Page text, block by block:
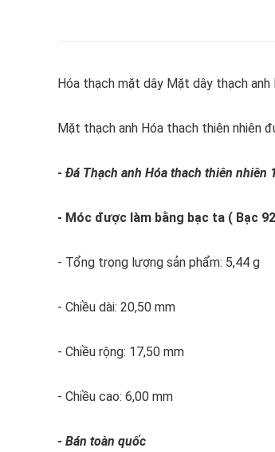
Hóa thạch mặt dây Mặt dây thạch
Mặt thạch anh Hóa thach thiên nhiên
- Đá Thạch anh Hóa thach thiên nhiên
- Móc được làm bằng bạc ta ( Bạc
- Tổng trọng lượng sản phẩm: 5,44 g
- Chiều dài: 20,50 mm
- Chiều rộng: 17,50 mm
- Chiều cao: 6,00 mm
- Bán toàn quốc